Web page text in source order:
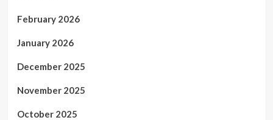
February 2026
January 2026
December 2025
November 2025
October 2025